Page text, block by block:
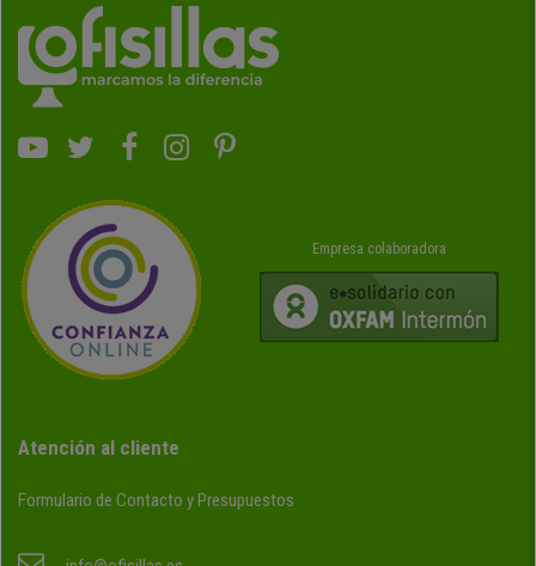
Empresa colaboradora
Atención al cliente
Formulario de Contacto y Presupuestos